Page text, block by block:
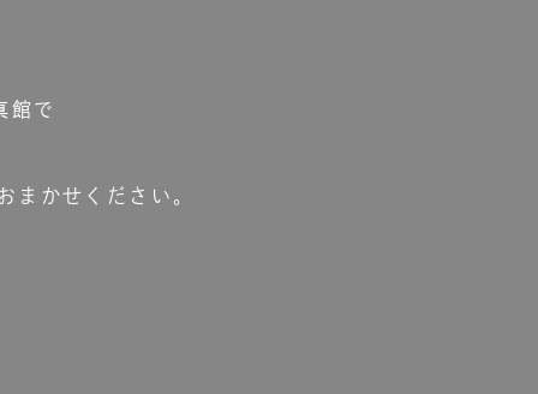
館で
まかせください。